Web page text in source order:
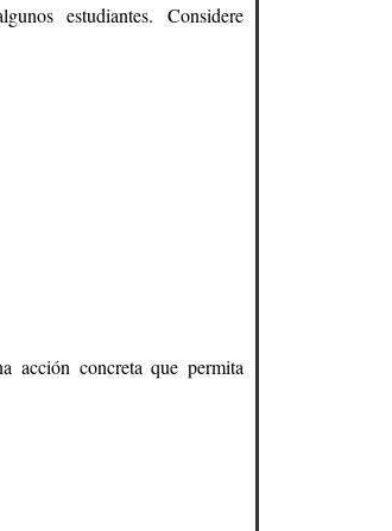
estudiantes. Considere
acción concreta que permita